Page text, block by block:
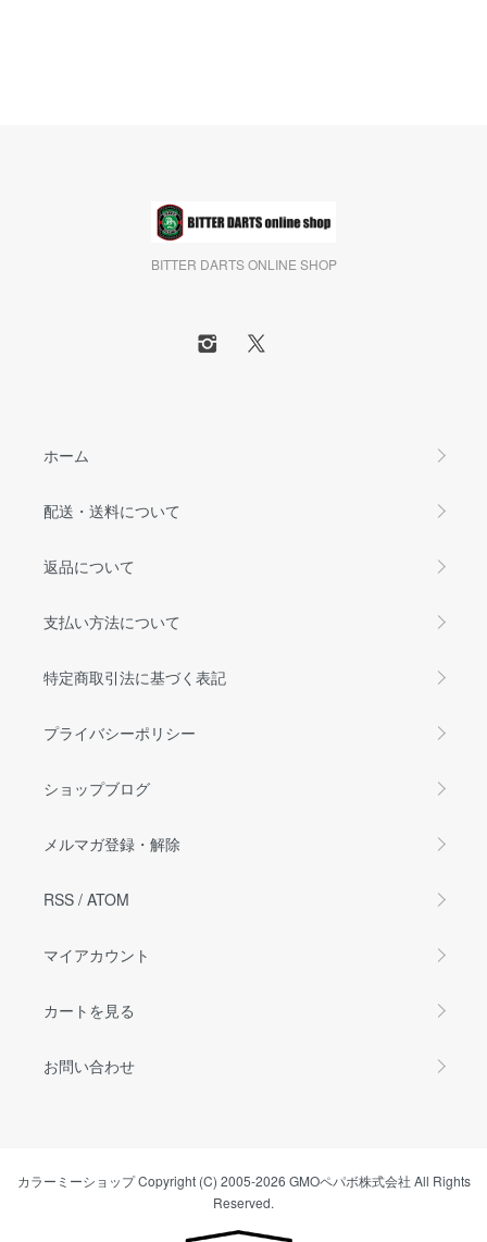
BITTER DARTS ONLINE SHOP
ホーム
配送・送料について
返品について
支払い方法について
特定商取引法に基づく表記
プライバシーポリシー
ショップブログ
メルマガ登録・解除
RSS / ATOM
マイアカウント
カートを見る
お問い合わせ
カラーミーショップCopyright (C) 2005-2026 GMOペパボ株式会社 All Rights
Reserved.